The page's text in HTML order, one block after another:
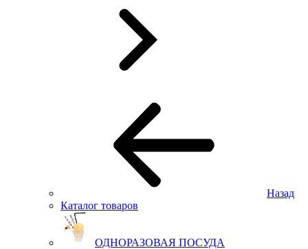
Назад
Каталог товаров
ОДНОРАЗОВАЯ ПОСУДА